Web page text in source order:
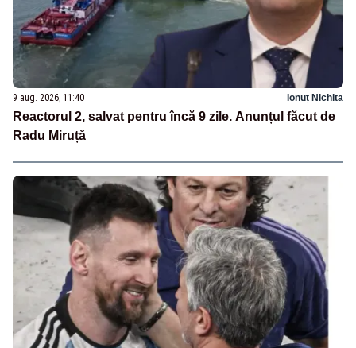
9 aug. 2026, 11:40 Ionuț Nichita
Reactorul 2, salvat pentru încă 9 zile. Anunțul făcut de
Radu Miruță